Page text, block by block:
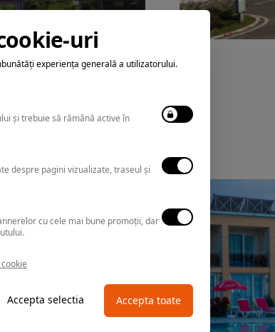
VENUS (fostul
uri
experiența generală a utilizatorului.
și trebuie să rămână active în
despre pagini vizualizate, traseul și
cu cele mai bune promoții, dar
Accepta selectia Accepta toate